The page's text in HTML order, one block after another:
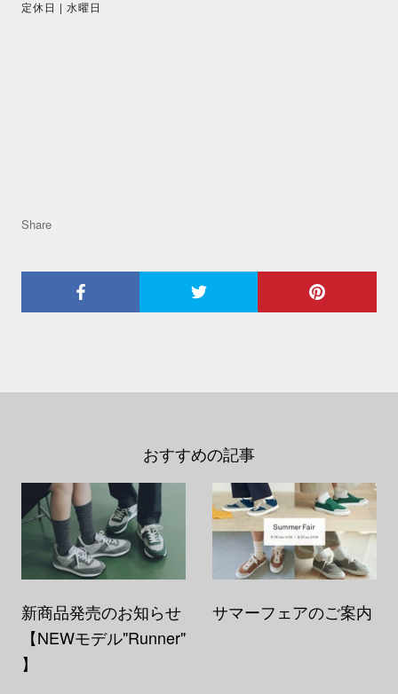
定休日 | 水曜日
Share
おすすめの記事
新商品発売のお知らせ
【NEWモデル"Runner"
】
サマーフェアのご案内